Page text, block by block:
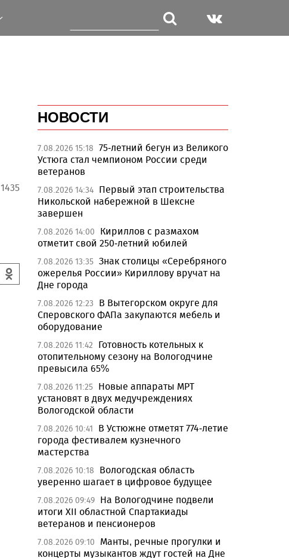
1435
НОВОСТИ
7.08.2026 15:18 75-летний бегун из Великого
Устюга стал чемпионом России среди
ветеранов
7.08.2026 14:34 Первый этап строительства
Никольской набережной в Шексне
завершен
7.08.2026 14:00
Кириллов с размахом
отметит свой 250-летний юбилей
7.08.2026 13:35 Знак столицы «Серебряного
ожерелья России» Кириллову вручат на
Дне города
7.08.2026 12:23
В Вытегорском округе для
Сперовского ФАПа закупаются мебель и
оборудование
7.08.2026 11:42
Готовность котельных к
отопительному сезону на Вологодчине
превысила 65%
7.08.2026 11:25 Новые аппараты МРТ
установят в двух медучреждениях
Вологодской области
7.08.2026 10:41
В Устюжне отметят 774-летие
города фестивалем кузнечного
мастерства
7.08.2026 10:18
Вологодская область
уверенно шагает в цифровое будущее
7.08.2026 09:49 На Вологодчине подвели
итоги XII областной Спартакиады
ветеранов и пенсионеров
7.08.2026 09:10
Манты, речные прогулки и
концерты музыкантов ждут гостей на Дне